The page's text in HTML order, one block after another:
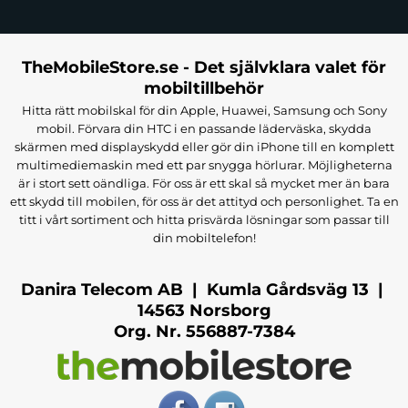
Genom att välja OEM-delar får du en produkt som garanterar
optimala valet för de som söker hållbarhet och säkerställer att
enhetens funktionalitet bibehålls genom högkvalitativa
komponenter och en perfekt passform.
EAN:5903396312991
Passar: Samsung A12
TheMobileStore.se - Det självklara valet för
mobiltillbehör
Hitta rätt mobilskal för din Apple, Huawei, Samsung och Sony
mobil. Förvara din HTC i en passande läderväska, skydda
skärmen med displayskydd eller gör din iPhone till en komplett
multimediemaskin med ett par snygga hörlurar. Möjligheterna
är i stort sett oändliga. För oss är ett skal så mycket mer än bara
ett skydd till mobilen, för oss är det attityd och personlighet. Ta en
titt i vårt sortiment och hitta prisvärda lösningar som passar till
din mobiltelefon!
Danira Telecom AB | Kumla Gårdsväg 13 |
14563 Norsborg
Org. Nr. 556887-7384